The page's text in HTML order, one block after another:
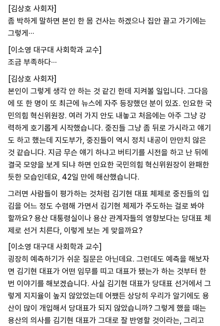
[김상호 사회자]
좀 박하게 말하면 본인 한 몸 건사는 하겠으나 집안 끌고 가기에는
그렇게···
[이소영 대구대 사회학과 교수]
조금 부족하다···
[김상호 사회자]
본인이 그렇게 생각 안 하는 것 같긴 한데 지켜볼 일입니다. 그다음
에 또 한 명이 또 최근에 뉴스에 자주 등장했던 분이 있죠. 인요한 국
민의힘 혁신위원장. 여러 가지 안도 내놓고 처음에는 아주 그냥 강
력하게 호기롭게 시작했습니다. 중진들 그냥 좀 뒤로 가시라고 얘기
도 하고 했는데 지도부가, 중진들이 역시 정치 내공이 만만치 않은
것 같습니다. 지금 무슨 얘기 하냐고 버티기를 시전을 하고 난 뒤에
결국 모양을 보게 되냐 하면 인요한 국민의힘 혁신위원장이 완패한
듯한 모습인데요, 42일 만에 해산했습니다.
그러면 사람들이 평가하는 것처럼 김기현 대표 체제로 중진들의 입
김을 어느 정도 수렴해 가면서 김기현 체제가 주도하는 걸로 봐야
할까요? 용산 대통령실이나 용산 관계자들의 영향보다는 당대표 체
제로 선거 치른다, 이렇게 보는 게 맞을까요?
[이소영 대구대 사회학과 교수]
굉장히 예측하기가 쉬운 질문은 아닌데요. 그런데도 예측을 해보자
면 김기현 대표가 어떤 임무를 띠고 대표가 됐는가 하는 것부터 한
번 이야기를 해보겠습니다. 사실 김기현 대표가 당대표 선거에서 그
렇게 지지율이 높지 않았었는데 어쨌든 상당히 우리가 알기에도 용
산이 많이 개입해서 당대표가 되지 않았습니까? 그렇게 했을 때는
용산의 의사를 김기현 대표가 그대로 잘 반영할 것이라는, 그리고